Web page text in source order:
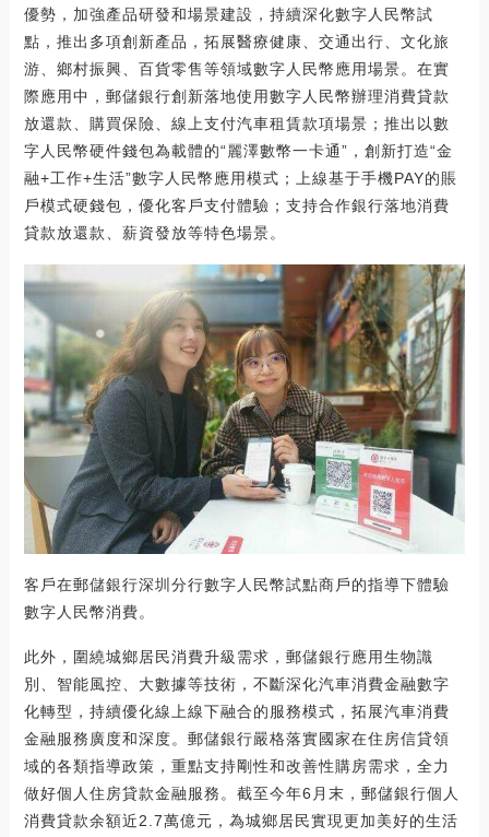
優勢，加強產品研發和場景建設，持續深化數字人民幣試
點，推出多項創新產品，拓展醫療健康、交通出行、文化旅
游、鄉村振興、百貨零售等領域數字人民幣應用場景。在實
際應用中，郵儲銀行創新落地使用數字人民幣辦理消費貸款
放還款、購買保險、線上支付汽車租賃款項場景；推出以數
字人民幣硬件錢包為載體的“麗澤數幣一卡通”，創新打造“金
融+工作+生活”數字人民幣應用模式；上線基于手機PAY的賬
戶模式硬錢包，優化客戶支付體驗；支持合作銀行落地消費
貸款放還款、薪資發放等特色場景。
客戶在郵儲銀行深圳分行數字人民幣試點商戶的指導下體驗
數字人民幣消費。
此外，圍繞城鄉居民消費升級需求，郵儲銀行應用生物識
別、智能風控、大數據等技術，不斷深化汽車消費金融數字
化轉型，持續優化線上線下融合的服務模式，拓展汽車消費
金融服務廣度和深度。郵儲銀行嚴格落實國家在住房信貸領
域的各類指導政策，重點支持剛性和改善性購房需求，全力
做好個人住房貸款金融服務。截至今年6月末，郵儲銀行個人
消費貸款余額近2.7萬億元，為城鄉居民實現更加美好的生活